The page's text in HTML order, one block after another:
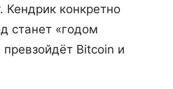
Кендрик конкретно
станет «годом
превзойдёт Bitcoin и